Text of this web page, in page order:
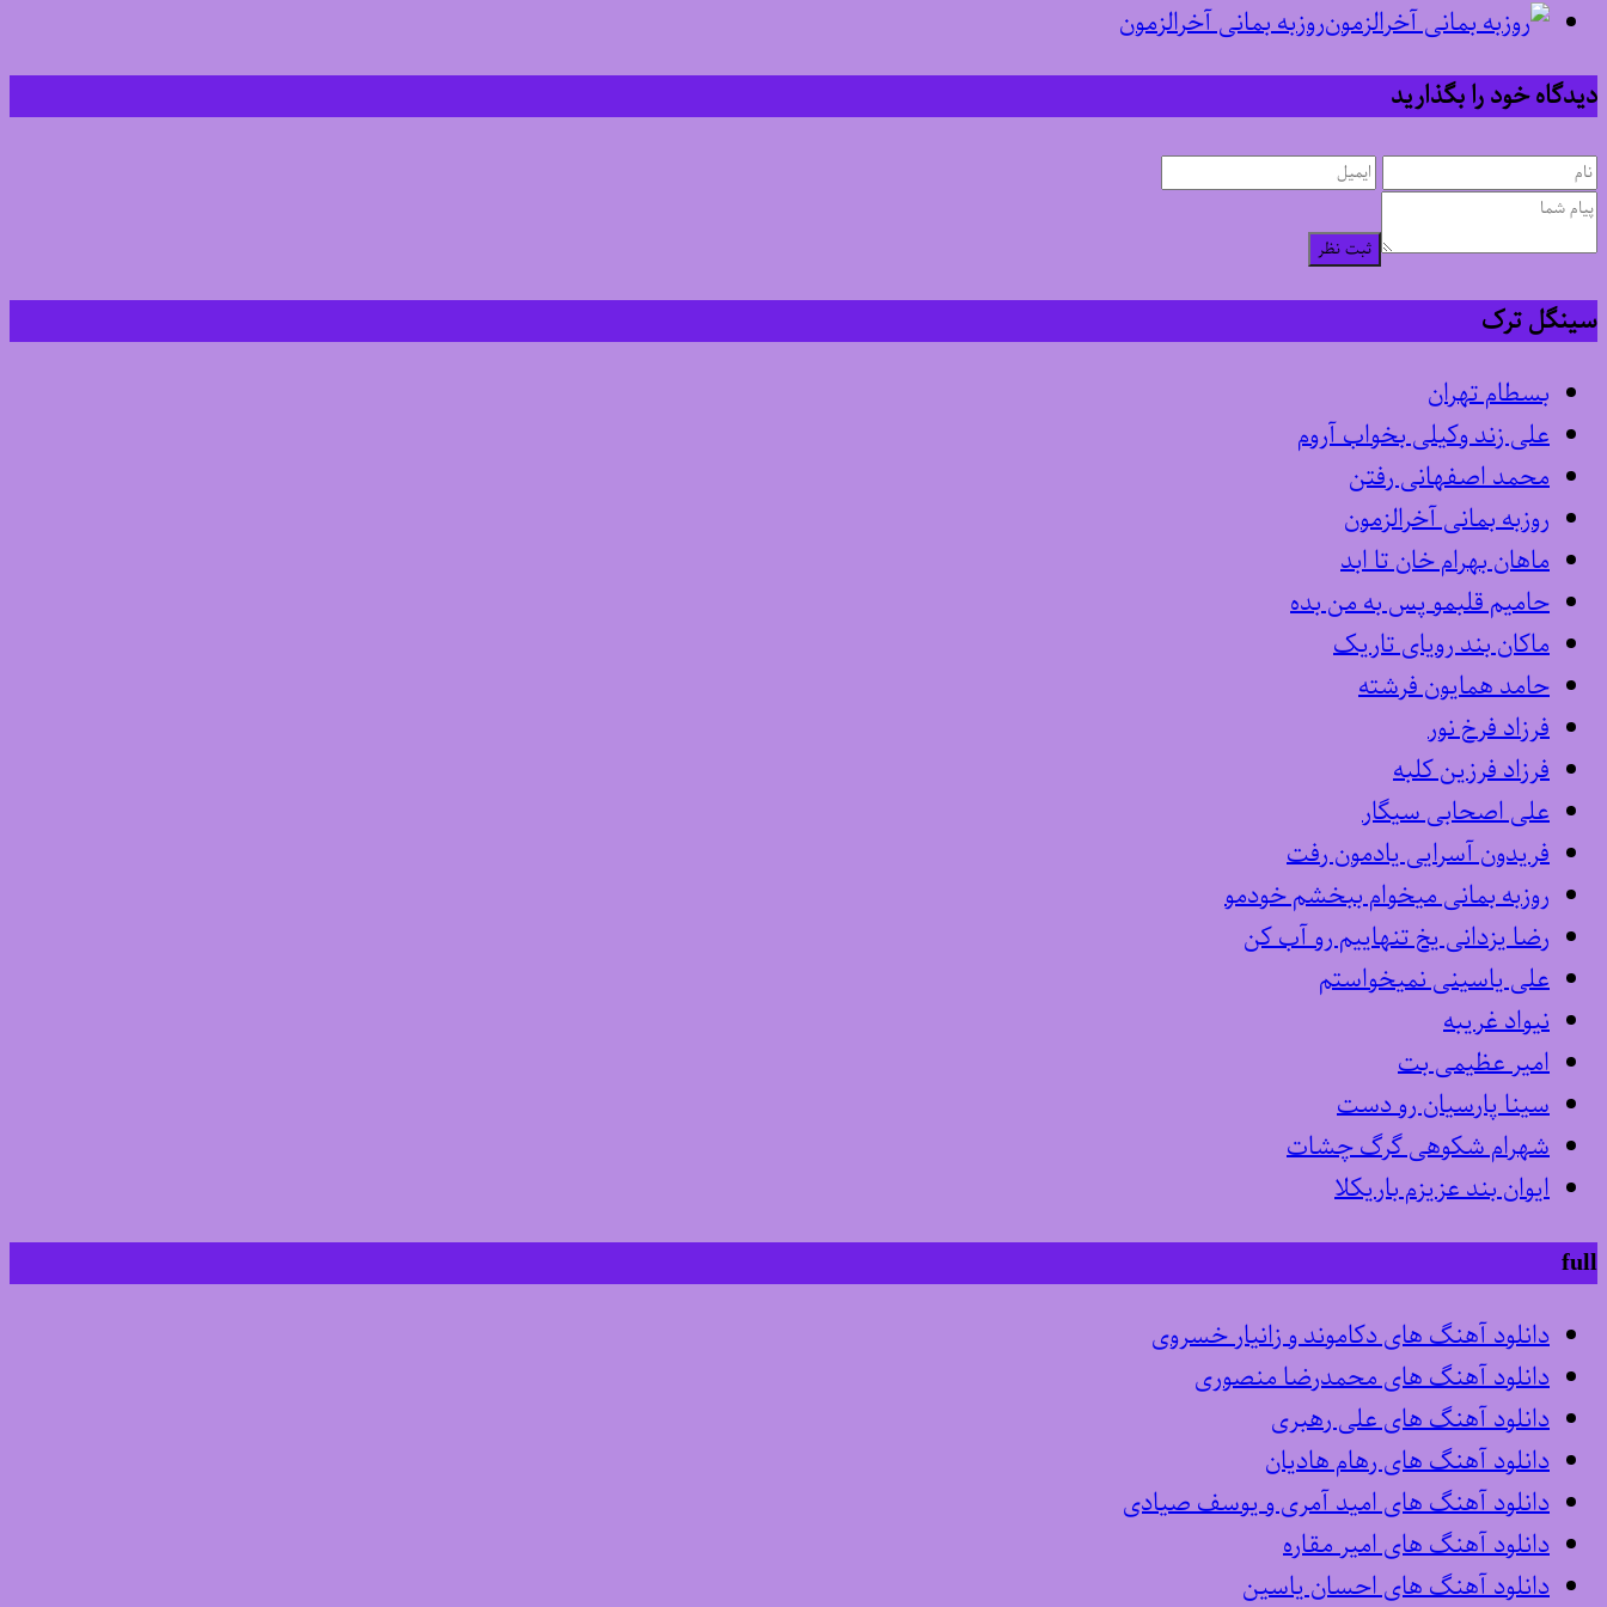
روزبه بمانی آخرالزمون
دیدگاه خود را بگذارید
ثبت نظر
سینگل ترک
بسطام تهران
علی زند وکیلی بخواب آروم
محمد اصفهانی رفتن
روزبه بمانی آخرالزمون
ماهان بهرام خان تا ابد
حامیم قلبمو پس به من بده
ماکان بند رویای تاریک
حامد همایون فرشته
فرزاد فرخ نور
فرزاد فرزین کلبه
علی اصحابی سیگار
فریدون آسرایی یادمون رفت
روزبه بمانی میخوام ببخشم خودمو
رضا یزدانی یخ تنهاییم رو آب کن
علی یاسینی نمیخواستم
نیواد غریبه
امیر عظیمی بت
سینا پارسیان رو دست
شهرام شکوهی گرگ چشات
ایوان بند عزیزم باریکلا
full
دانلود آهنگ های دکاموند و زانیار خسروی
دانلود آهنگ های محمدرضا منصوری
دانلود آهنگ های علی رهبری
دانلود آهنگ های رهام هادیان
دانلود آهنگ های امید آمری و یوسف صیادی
دانلود آهنگ های امیر مقاره
دانلود آهنگ های احسان یاسین